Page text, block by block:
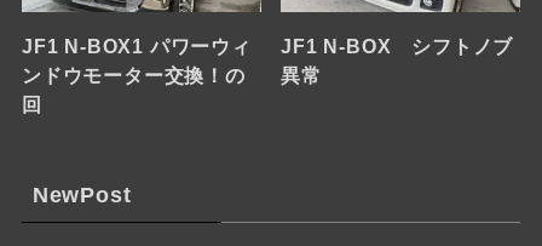
JF1 N-BOX1 パワーウィ
ンドウモーター交換！の
回
JF1 N-BOX シフトノブ
異常
NewPost